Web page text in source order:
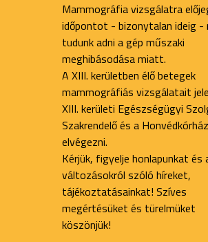
Mammográfia vizsgálatra
időpontot - bizonytalan ideig -
tudunk adni a gép műszaki
meghibásodása miatt.
A XIII. kerületben élő betegek
mammográfiás vizsgálatait
XIII. kerületi Egészségügyi
Szakrendelő és a
elvégezni.
Kérjük, figyelje honlapunkat és
változásokról szóló híreket,
tájékoztatásainkat! Szíves
megértésüket és türelmüket
köszönjük!